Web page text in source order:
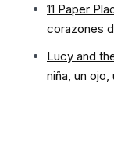
11 Paper
corazones
Lucy and
niña, un ojo,